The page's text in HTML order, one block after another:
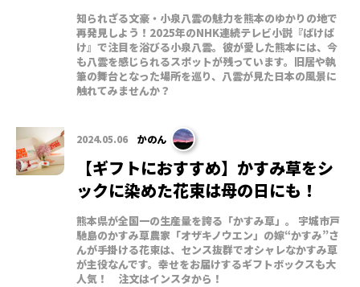
知られざる文豪・小泉八雲の魅力を熊本のゆかりの地で
再発見しよう！2025年のNHK連続テレビ小説『ばけば
け』で注目を浴びる小泉八雲。彼が愛した熊本には、今
も八雲を感じられるスポットが残っています。旧居や執
筆の舞台となった場所を巡り、八雲が見た日本の風景に
触れてみませんか？
2024.05.06 かのん
【ギフトにおすすめ】かすみ草をシ
ックに染めた花束は母の日にも！
熊本県が全国一の生産量を誇る「かすみ草」。 宇城市戸
馳島のかすみ草農家「オザキノウエン」の嫁“かすみ”さ
んが手掛ける花束は、センス抜群でオシャレなかすみ草
が主役なんです。幸せをお届けするギフトボックスも大
人気！ 注文はインスタから！